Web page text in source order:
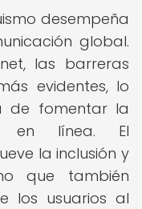
desempeña
global.
las barreras
evidentes, lo
de fomentar la
en línea. El
la inclusión y
que también
los usuarios al